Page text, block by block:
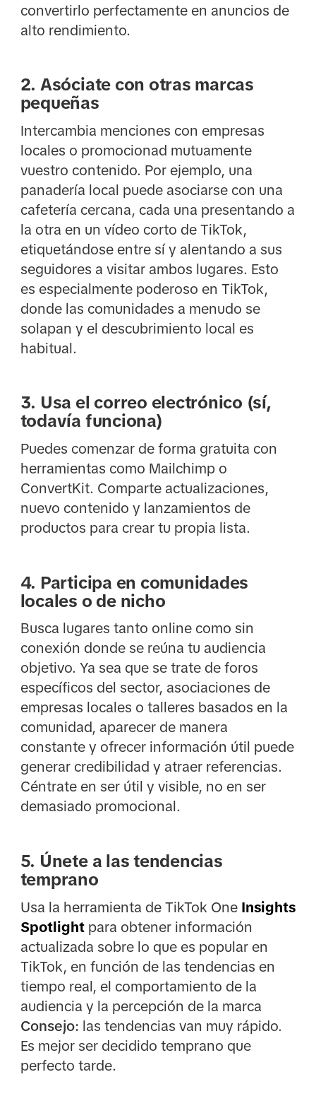
convertirlo perfectamente en anuncios de
alto rendimiento.
2. Asóciate con otras marcas
pequeñas
Intercambia menciones con empresas
locales o promocionad mutuamente
vuestro contenido. Por ejemplo, una
panadería local puede asociarse con una
cafetería cercana, cada una presentando a
la otra en un vídeo corto de TikTok,
etiquetándose entre sí y alentando a sus
seguidores a visitar ambos lugares. Esto
es especialmente poderoso en TikTok,
donde las comunidades a menudo se
solapan y el descubrimiento local es
habitual.
3. Usa el correo electrónico (sí,
todavía funciona)
Puedes comenzar de forma gratuita con
herramientas como Mailchimp o
ConvertKit. Comparte actualizaciones,
nuevo contenido y lanzamientos de
productos para crear tu propia lista.
4. Participa en comunidades
locales o de nicho
Busca lugares tanto online como sin
conexión donde se reúna tu audiencia
objetivo. Ya sea que se trate de foros
específicos del sector, asociaciones de
empresas locales o talleres basados en la
comunidad, aparecer de manera
constante y ofrecer información útil puede
generar credibilidad y atraer referencias.
Céntrate en ser útil y visible, no en ser
demasiado promocional.
5. Únete a las tendencias
temprano
Usa la herramienta de TikTok One Insights
Spotlightpara obtener información
actualizada sobre lo que es popular en
TikTok, en función de las tendencias en
tiempo real, el comportamiento de la
audiencia y la percepción de la marca
Consejo: las tendencias van muy rápido.
Es mejor ser decidido temprano que
perfecto tarde.